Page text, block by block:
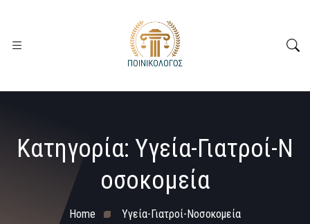
Κατηγορία: Υγεία-Γιατροί-Ν
οσοκομεία
Home Υγεία-Γιατροί-Νοσοκομεία